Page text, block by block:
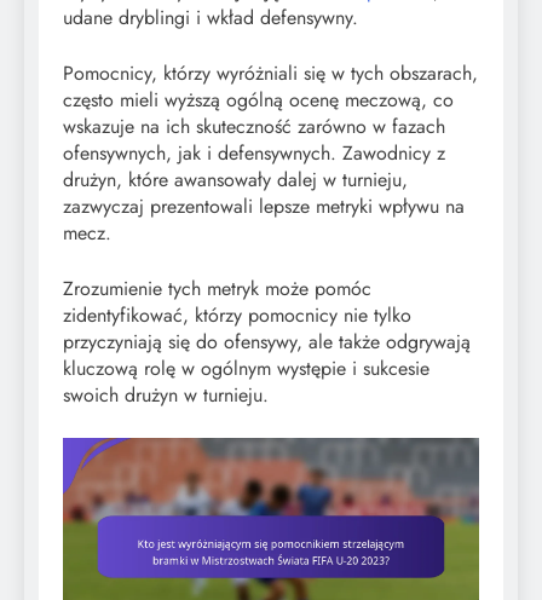
udane dryblingi i wkład defensywny.
Pomocnicy, którzy wyróżniali się w tych obszarach,
często mieli wyższą ogólną ocenę meczową, co
wskazuje na ich skuteczność zarówno w fazach
ofensywnych, jak i defensywnych. Zawodnicy z
drużyn, które awansowały dalej w turnieju,
zazwyczaj prezentowali lepsze metryki wpływu na
mecz.
Zrozumienie tych metryk może pomóc
zidentyfikować, którzy pomocnicy nie tylko
przyczyniają się do ofensywy, ale także odgrywają
kluczową rolę w ogólnym występie i sukcesie
swoich drużyn w turnieju.